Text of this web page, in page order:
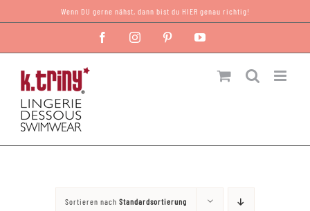
Inhalt
Wenn DU gerne nähst, dann bist du HIER genau richtig!
FacebookInstagramPinterest
Sortieren nach Standardsortierung